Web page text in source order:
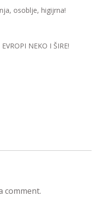
osoblje, higijrna!
NEKO I ŠIRE!
comment.